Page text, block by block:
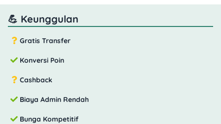
💪 Keunggulan
Gratis Transfer
Konversi Poin
Cashback
Biaya Admin Rendah
Bunga Kompetitif